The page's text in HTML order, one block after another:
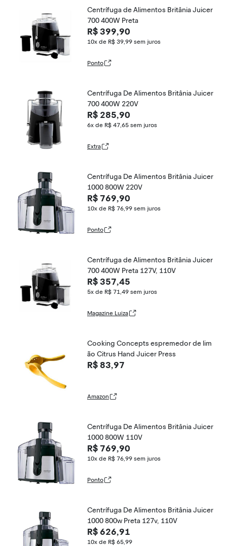
Centrífuga de Alimentos Britânia Juicer
700 400W Preta
R$ 399,90
10x de R$ 39,99 sem juros
Ponto
Centrífuga De Alimentos Britânia Juicer
700 400W 220V
R$ 285,90
6x de R$ 47,65 sem juros
Extra
Centrífuga De Alimentos Britânia Juicer
1000 800W 220V
R$ 769,90
10x de R$ 76,99 sem juros
Ponto
Centrífuga de Alimentos Britânia Juicer
700 400W Preta 127V, 110V
R$ 357,45
5x de R$ 71,49 sem juros
Magazine Luiza
Cooking Concepts espremedor de lim
ão Citrus Hand Juicer Press
R$ 83,97
Amazon
Centrífuga De Alimentos Britânia Juicer
1000 800W 110V
R$ 769,90
10x de R$ 76,99 sem juros
Ponto
Centrífuga De Alimentos Britânia Juicer
1000 800w Preta 127v, 110V
R$ 626,91
10x de R$ 65,99